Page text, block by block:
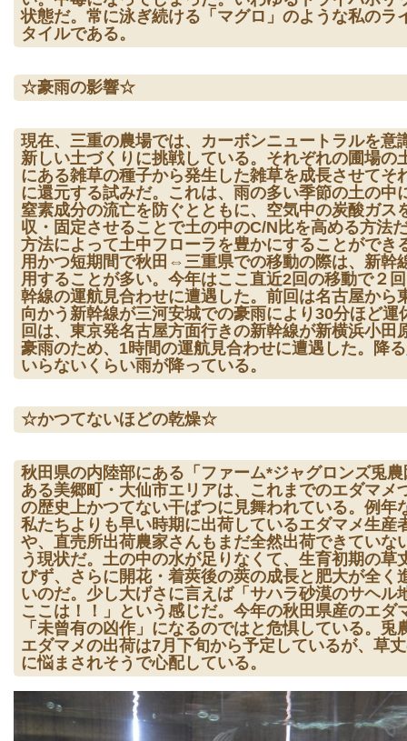
状態だ。常に泳ぎ続ける「マグロ」のような私のラ
タイルである。
☆豪雨の影響☆
現在、三重の農場では、カーボンニュートラルを意
新しい土づくりに挑戦している。それぞれの圃場の
にある雑草の種子から発生した雑草を成長させてそ
に還元する試みだ。これは、雨の多い季節の土の中
窒素成分の流亡を防ぐとともに、空気中の炭酸ガス
収・固定させることで土の中のC/N比を高める方法
方法によって土中フローラを豊かにすることができ
用かつ短期間で秋田⇔三重県での移動の際は、新幹
用することが多い。今年はここ直近2回の移動で２
幹線の運航見合わせに遭遇した。前回は名古屋から
向かう新幹線が三河安城での豪雨により30分ほど運
回は、東京発名古屋方面行きの新幹線が新横浜小田
豪雨のため、1時間の運航見合わせに遭遇した。降
いらないくらい雨が降っている。
☆かつてないほどの乾燥☆
秋田県の内陸部にある「ファーム*ジャグロンズ兎
ある美郷町・大仙市エリアは、これまでのエダマメ
の歴史上かつてない干ばつに見舞われている。例年
私たちよりも早い時期に出荷しているエダマメ生産
や、直売所出荷農家さんもまだ全然出荷できていな
う現状だ。土の中の水が足りなくて、生育初期の草
びず、さらに開花・着莢後の莢の成長と肥大が全く
いのだ。少し大げさに言えば「サハラ砂漠のサヘル
ここは！！」という感じだ。今年の秋田県産のエダ
「未曾有の凶作」になるのではと危惧している。兎
エダマメの出荷は7月下旬から予定しているが、草
に悩まされそうで心配している。